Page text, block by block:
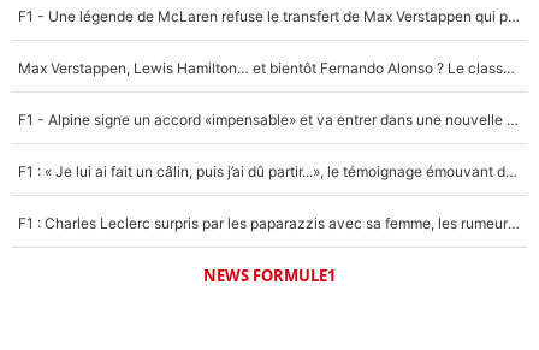
Un autre joueur
5%
F1 - Une légende de McLaren refuse le transfert de Max Verstappen qui pourrait «faire des vagues» et plomber l'ambiance dans l'équipe
Max Verstappen, Lewis Hamilton… et bientôt Fernando Alonso ? Le classement des pilotes les mieux payés en Formule 1 risque de changer !
F1 - Alpine signe un accord «impensable» et va entrer dans une nouvelle dimension : Grande nouvelle pour Pierre Gasly !
F1 : « Je lui ai fait un câlin, puis j’ai dû partir...», le témoignage émouvant de Max Verstappen sur sa fille
F1 : Charles Leclerc surpris par les paparazzis avec sa femme, les rumeurs étaient vraies !
NEWS FORMULE1